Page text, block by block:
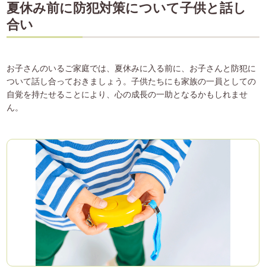
夏休み前に防犯対策について子供と話し
合い
お子さんのいるご家庭では、夏休みに入る前に、お子さんと防犯に
ついて話し合っておきましょう。子供たちにも家族の一員としての
自覚を持たせることにより、心の成長の一助となるかもしれませ
ん。